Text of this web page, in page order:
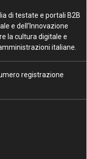
di testate e portali B2B
e dell’Innovazione
la cultura digitale e
italiane.
registrazione